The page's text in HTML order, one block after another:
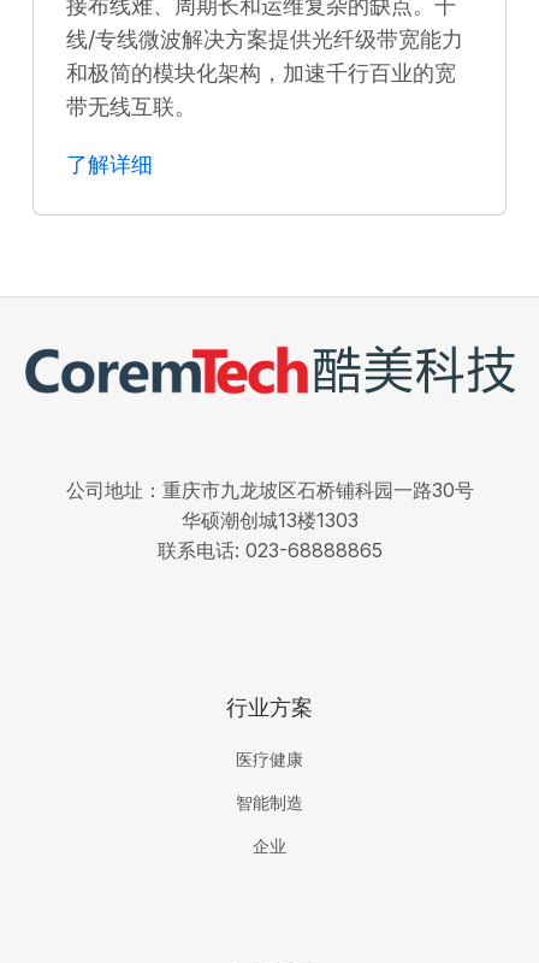
接布线难、周期长和运维复杂的缺点。干
线/专线微波解决方案提供光纤级带宽能力
和极简的模块化架构，加速千行百业的宽
带无线互联。
了解详细
公司地址：重庆市九龙坡区石桥铺科园一路30号
华硕潮创城13楼1303
联系电话: 023-68888865
行业方案
医疗健康
智能制造
企业